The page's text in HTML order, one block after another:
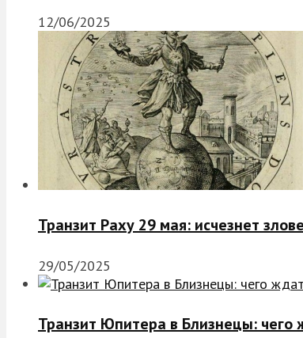
12/06/2025
Транзит Раху 29 мая: исчезнет
29/05/2025
Транзит Юпитера в Близнецы: чего